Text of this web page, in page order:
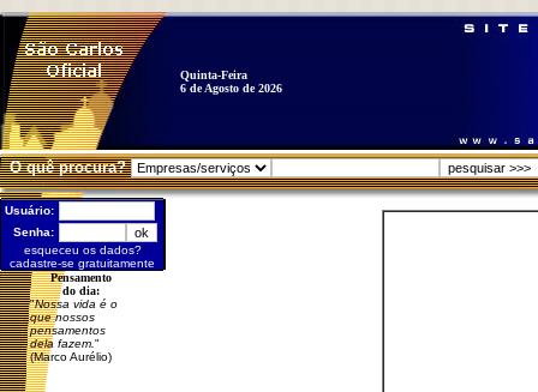
Quinta-Feira
6 de Agosto de 2026
O quê procura?
Usuário:
Senha:
esqueceu os dados?
cadastre-se gratuitamente
Pensamento
do dia:
"Nossa vida é o
que nossos
pensamentos
dela fazem. "
(Marco Aurélio)